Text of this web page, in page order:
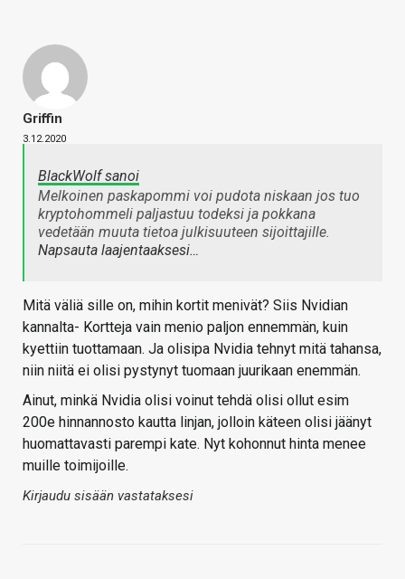
Griffin
3.12.2020
BlackWolf sanoi
Melkoinen paskapommi voi pudota niskaan jos tuo
kryptohommeli paljastuu todeksi ja pokkana
vedetään muuta tietoa julkisuuteen sijoittajille.
Napsauta laajentaaksesi…
Mitä väliä sille on, mihin kortit menivät? Siis Nvidian
kannalta- Kortteja vain menio paljon ennemmän, kuin
kyettiin tuottamaan. Ja olisipa Nvidia tehnyt mitä tahansa,
niin niitä ei olisi pystynyt tuomaan juurikaan enemmän.
Ainut, minkä Nvidia olisi voinut tehdä olisi ollut esim
200e hinnannosto kautta linjan, jolloin käteen olisi jäänyt
huomattavasti parempi kate. Nyt kohonnut hinta menee
muille toimijoille.
Kirjaudu sisään vastataksesi